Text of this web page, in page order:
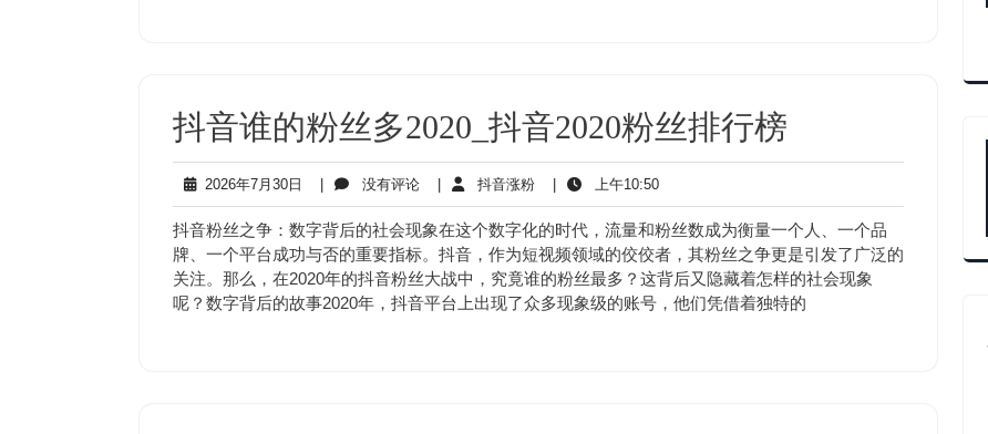
抖音谁的粉丝多2020_抖音2020粉丝排行榜
2026年7月30日
2026
年
7
月
30
日
没有评论没
有
评
论
抖音涨粉抖
音
涨
粉
上午10:50上
午
10:50
抖音粉丝之争：数字背后的社会现象在这个数字化的时代，流量和粉丝数成为衡量一个人、一个品
牌、一个平台成功与否的重要指标。抖音，作为短视频领域的佼佼者，其粉丝之争更是引发了广泛的
关注。那么，在2020年的抖音粉丝大战中，究竟谁的粉丝最多？这背后又隐藏着怎样的社会现象
呢？数字背后的故事2020年，抖音平台上出现了众多现象级的账号，他们凭借着独特的